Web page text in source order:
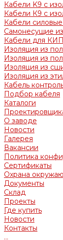
Кабели K9 с
Кабели К9 с
Кабели
Самонесущие
Кабели для
Изоляция из
Изоляция из
Изоляция из
Изоляция из
Кабель
Подбор кабеля
Каталоги
О заводе
Новости
Галерея
Вакансии
Политика
Сертификаты
Охрана
Документы
Склад
Проекты
Где купить
Новости
Контакты
...